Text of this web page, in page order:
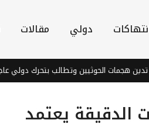
دولي مقالات
الحوثيين وتطالب بتحرك دولي عاجل
الدقيقة يعتمد